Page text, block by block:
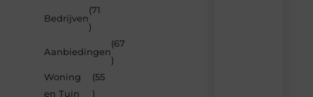
Bedrijven
(71
)
Aanbiedingen
(67
)
Woning
en Tuin
(55
)